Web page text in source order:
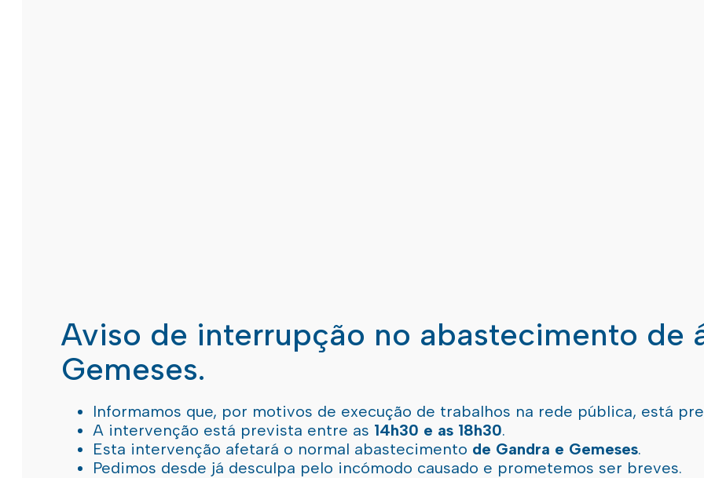
Aviso de interrupção no abastecimento de
Gemeses.
Informamos que, por motivos de execução de trabalhos na rede pública, está
A intervenção está prevista entre as 14h30 e as 18h30.
Esta intervenção afetará o normal abastecimento de Gandra e Gemeses.
Pedimos desde já desculpa pelo incómodo causado e prometemos ser breves.